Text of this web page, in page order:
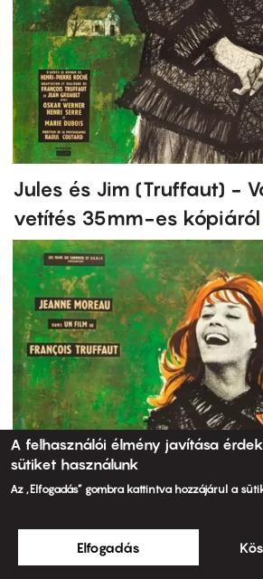
Jules és Jim (Truffaut) -
vetítés 35mm-es kópiáról
A felhasználói élmény javítása
sütiket használunk
Az „Elfogadás” gombra kattintva hozzájárul a
Elfogadás